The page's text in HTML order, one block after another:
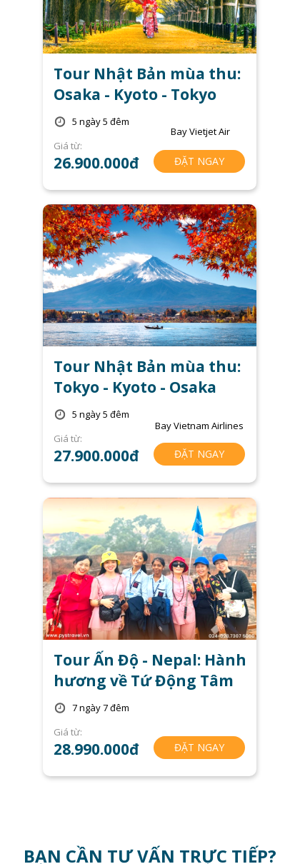
Bay Vietjet Air
Tour Nhật Bản mùa thu:
Osaka - Kyoto - Tokyo
Giá từ:
26.900.000đ ĐẶT NGAY
5 ngày 5 đêm
Bay Vietnam Airlines
Tour Nhật Bản mùa thu:
Tokyo - Kyoto - Osaka
Giá từ:
27.900.000đ ĐẶT NGAY
5 ngày 5 đêm
Tour Ấn Độ - Nepal: Hành
hương về Tứ Động Tâm
Giá từ:
28.990.000đ ĐẶT NGAY
7 ngày 7 đêm
BẠN CẦN TƯ VẤN TRỰC TIẾP?